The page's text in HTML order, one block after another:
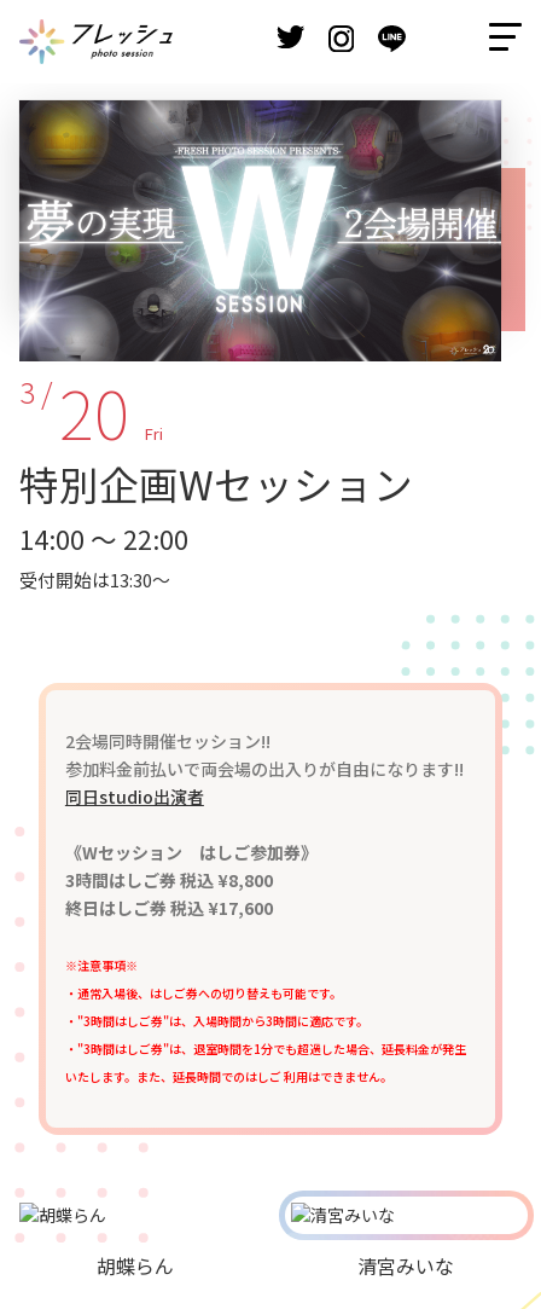
3 / 20 Fri
特別企画Wセッション
14:00 ～ 22:00
受付開始は13:30～
2会場同時開催セッション!!
参加料金前払いで両会場の出入りが自由になります!!
同日studio出演者
《Wセッション はしご参加券》
3時間はしご券 税込 ¥8,800
終日はしご券 税込 ¥17,600
※注意事項※
・通常入場後、はしご券への切り替えも可能です。
・"3時間はしご券"は、入場時間から3時間に適応です。
・"3時間はしご券"は、退室時間を1分でも超過した場合、延長料金が発生
いたします。また、延長時間でのはしご 利用はできません。
胡蝶らん 清宮みいな